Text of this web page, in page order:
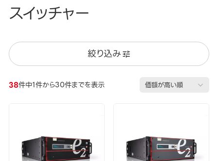
スイッチャー
絞り込み
38件中1件から30件までを表示